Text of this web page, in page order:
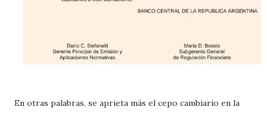
En otras palabras, se aprieta más el cepo cambiario en la